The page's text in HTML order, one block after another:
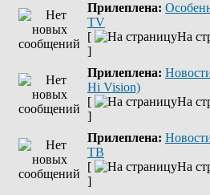
Прилеплена:
TV
[
На
]
Прилеплена:
Hi Vision)
[
На
]
Прилеплена:
ТВ
[
На
]